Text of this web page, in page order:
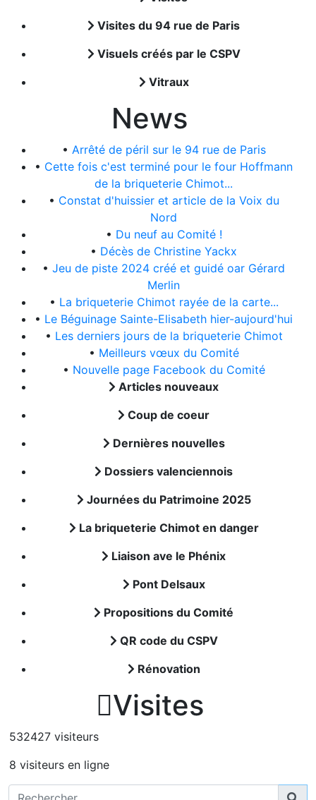
Visites du 94 rue de Paris
Visuels créés par le CSPV
Vitraux
News
• Arrêté de péril sur le 94 rue de Paris
• Cette fois c'est terminé pour le four Hoffmann
de la briqueterie Chimot...
• Constat d'huissier et article de la Voix du
Nord
• Du neuf au Comité !
• Décès de Christine Yackx
• Jeu de piste 2024 créé et guidé oar Gérard
Merlin
• La briqueterie Chimot rayée de la carte...
• Le Béguinage Sainte-Elisabeth hier-aujourd'hui
• Les derniers jours de la briqueterie Chimot
• Meilleurs vœux du Comité
• Nouvelle page Facebook du Comité
Articles nouveaux
Coup de coeur
Dernières nouvelles
Dossiers valenciennois
Journées du Patrimoine 2025
La briqueterie Chimot en danger
Liaison ave le Phénix
Pont Delsaux
Propositions du Comité
QR code du CSPV
Rénovation
Visites
532427 visiteurs
8 visiteurs en ligne